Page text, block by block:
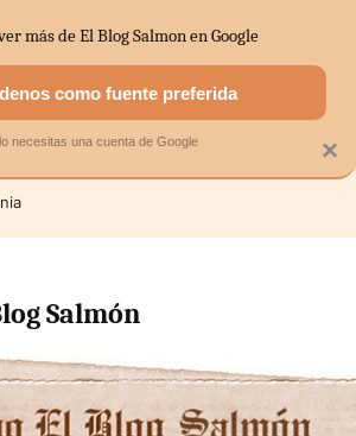
DOMÉSTICA MERCADOS
Salmón
×
más de El Blog Salmon en Google
como fuente preferida
necesitas una cuenta de Google